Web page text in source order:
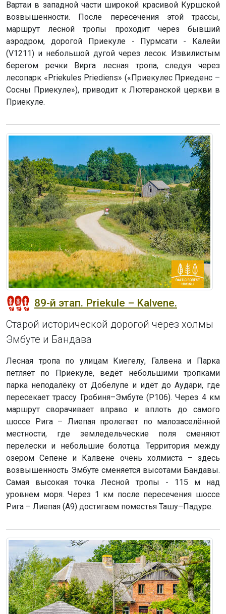
Вартаи в западной части широкой красивой Куршской
возвышенности. После пересечения этой трассы,
маршрут лесной тропы проходит через бывший
аэродром, дорогой Приекуле - Пурмсати - Калейи
(V1211) и небольшой дугой через лесок. Извилистым
берегом речки Вирга лесная тропа, следуя через
лесопарк «Priekules Priediens» («Приекулес Приеденс –
Сосны Приекуле»), приводит к Лютеранской церкви в
Приекуле.
89-й этап. Priekule – Kalvene.
Старой исторической дорогой через холмы
Эмбуте и Бандава
Лесная тропа по улицам Киегелу, Галвена и Парка
петляет по Приекуле, ведёт небольшими тропками
парка неподалёку от Добелупе и идёт до Аудари, где
пересекает трассу Гробиня–Эмбуте (P106). Через 4 км
маршрут сворачивает вправо и вплоть до самого
шоссе Рига – Лиепая пролегает по малозаселённой
местности, где земледельческие поля сменяют
перелески и небольшие болотца. Территория между
озером Сепене и Калвене очень холмиста – здесь
возвышенность Эмбуте сменяется высотами Бандавы.
Самая высокая точка Лесной тропы - 115 м над
уровнем моря. Через 1 км после пересечения шоссе
Рига – Лиепая (A9) достигаем поместья Ташу–Падуре.